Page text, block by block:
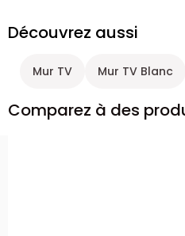
Découvrez aussi
Mur TV Mur TV Blanc
Comparez à des